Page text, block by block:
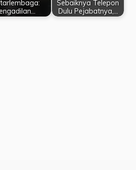
Sebaiknya Telepon
Dulu Pejabatnya,…